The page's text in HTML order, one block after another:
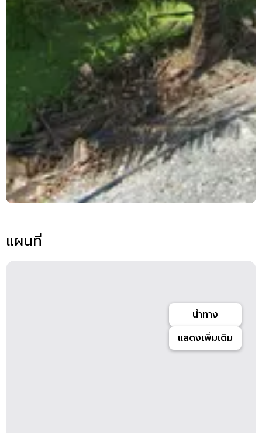
แผนที่
นำทาง
แสดงเพิ่มเติม